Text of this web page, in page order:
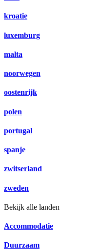
kroatie
luxemburg
malta
noorwegen
oostenrijk
polen
portugal
spanje
zwitserland
zweden
Bekijk alle landen
Accommodatie
Duurzaam